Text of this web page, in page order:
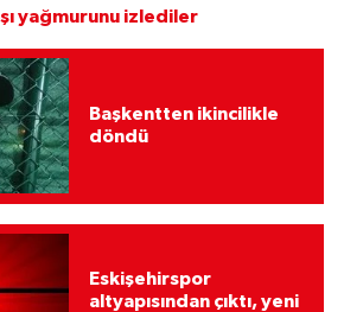
yağmurunu izlediler
Başkentten ikincilikle
döndü
Eskişehirspor
altyapısından çıktı, yeni